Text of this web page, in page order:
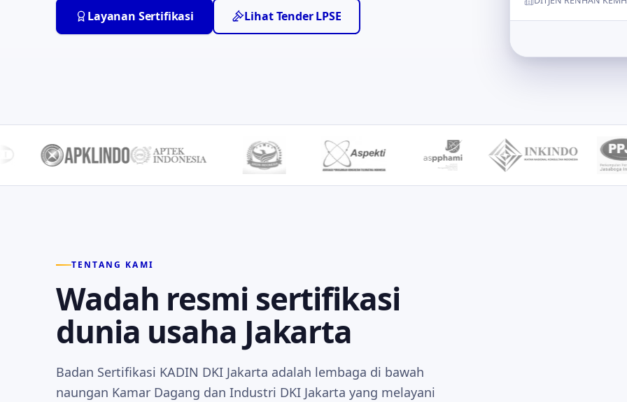
Layanan Sertifikasi Lihat Tender LPSE
TENTANG KAMI
Wadah resmi sertifikasi
dunia usaha Jakarta
Badan Sertifikasi KADIN DKI Jakarta adalah lembaga di bawah
naungan Kamar Dagang dan Industri DKI Jakarta yang melayani